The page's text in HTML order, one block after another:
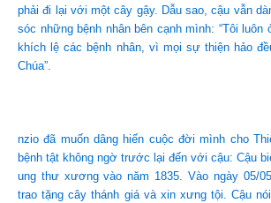
phải đi lại với một cây gậy. Dẫu sao, cậu vẫn
sóc những bệnh nhân bên cạnh mình: “Tôi luôn
khích lệ các bệnh nhân, vì mọi sự thiện hảo
Chúa”.
nzio đã muốn dâng hiến cuộc đời mình cho
bệnh tật không ngờ trước lại đến với cậu: Cậu
ung thư xương vào năm 1835. Vào ngày 05/
trao tặng cây thánh giá và xin xưng tội. Cậu